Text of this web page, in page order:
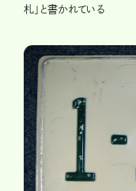
札」と書かれている